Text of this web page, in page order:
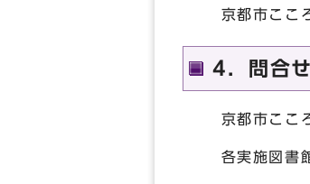
京都市ここ
4．問合
京都市ここ
各実施図書